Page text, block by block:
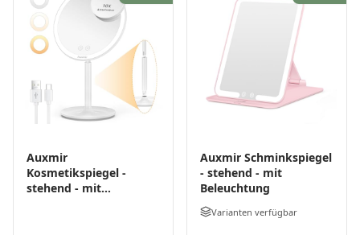
Auxmir
Kosmetikspiegel -
stehend - mit
Auxmir Schminkspiegel
- stehend - mit
Beleuchtung
Varianten verfügbar